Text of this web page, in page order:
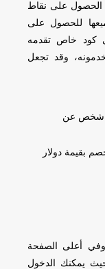
الحصول على نقاط
للحصول على
كود خاص تقدمه
وقد تجعل
شخص عن
بقيمة دولار
وفي أعلى الصفحة
يمكنك الدخول